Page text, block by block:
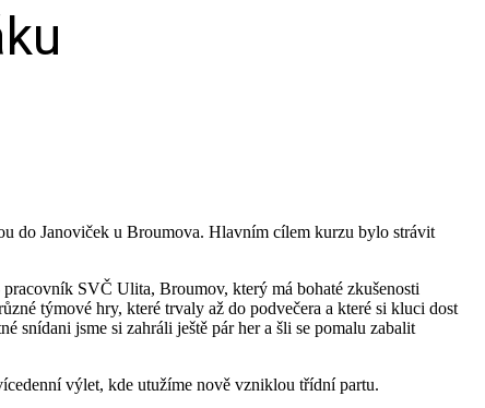
do Janoviček u Broumova. Hlavním cílem kurzu bylo strávit
SVČ Ulita, Broumov, který má bohaté zkušenosti
týmové hry, které trvaly až do podvečera a které si kluci dost
snídani jsme si zahráli ještě pár her a šli se pomalu zabalit
výlet, kde utužíme nově vzniklou třídní partu.